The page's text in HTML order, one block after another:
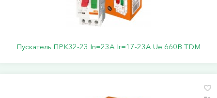
Пускатель ПРК32-23 In=23A Ir=17-23A Ue 660В TDM